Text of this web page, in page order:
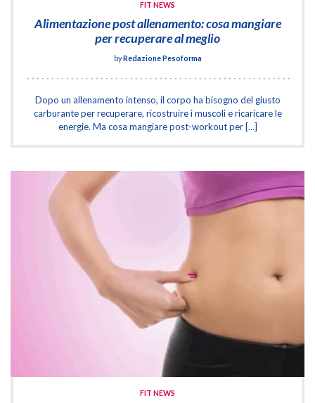
FIT NEWS
Alimentazione post allenamento: cosa mangiare
per recuperare al meglio
by Redazione Pesoforma
Dopo un allenamento intenso, il corpo ha bisogno del giusto
carburante per recuperare, ricostruire i muscoli e ricaricare le
energie. Ma cosa mangiare post-workout per […]
FIT NEWS